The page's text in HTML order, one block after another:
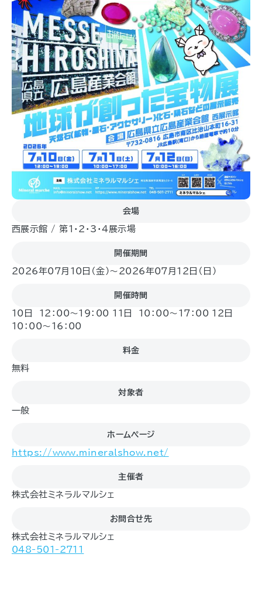
会場
西展示館 / 第1・2・3・4展示場
開催期間
2026年07月10日（金)〜2026年07月12日（日)
開催時間
10日 12：00～19：00 11日 10：00～17：00 12日
10：00～16：00
料金
無料
対象者
一般
ホームページ
https://www.mineralshow.net/
主催者
株式会社ミネラルマルシェ
お問合せ先
株式会社ミネラルマルシェ
048-501-2711